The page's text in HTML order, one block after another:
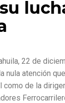
22 de
nula atención
como de la